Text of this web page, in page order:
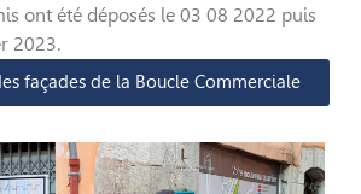
ont été déposés le 03 08 2022 puis
2023.
façades de la Boucle Commerciale